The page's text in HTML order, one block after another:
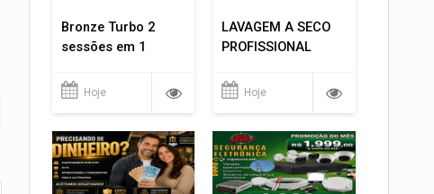
Bronze Turbo 2
sessões em 1
Hoje
LAVAGEM A SECO
PROFISSIONAL
Hoje